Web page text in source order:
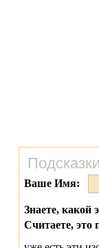
Ваше Имя:
Знаете, какой
Считаете, это